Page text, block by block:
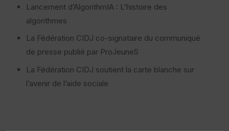
Lancement d’AlgorithmIA : L’histoire des
algorithmes
La Fédération CIDJ co-signataire du communiqué
de presse publié par ProJeuneS
La Fédération CIDJ soutient la carte blanche sur
l’avenir de l’aide sociale